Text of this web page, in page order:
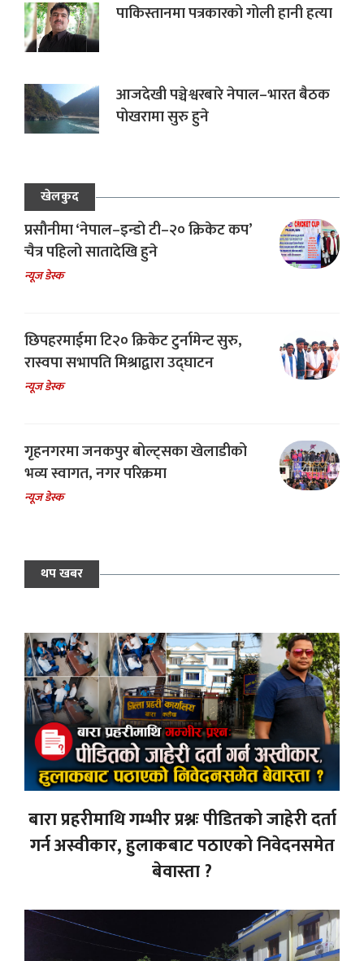
पाकिस्तानमा पत्रकारको गोली हानी हत्या
आजदेखी पञ्चेश्वरबारे नेपाल–भारत बैठक
पोखरामा सुरु हुने
खेलकुद
प्रसौनीमा ‘नेपाल–इन्डो टी–२० क्रिकेट कप’
चैत्र पहिलो सातादेखि हुने
न्यूज डेस्क
छिपहरमाईमा टि२० क्रिकेट टुर्नामेन्ट सुरु,
रास्वपा सभापति मिश्राद्वारा उद्घाटन
न्यूज डेस्क
गृहनगरमा जनकपुर बोल्ट्सका खेलाडीको
भव्य स्वागत, नगर परिक्रमा
न्यूज डेस्क
थप खबर
बारा प्रहरीमाथि गम्भीर प्रश्नः पीडितको जाहेरी दर्ता
गर्न अस्वीकार, हुलाकबाट पठाएको निवेदनसमेत
बेवास्ता ?